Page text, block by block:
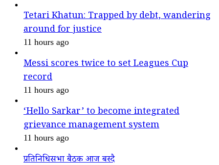
Tetari Khatun: Trapped by debt, wandering
around for justice
11 hours ago
Messi scores twice to set Leagues Cup
record
11 hours ago
‘Hello Sarkar’ to become integrated
grievance management system
11 hours ago
प्रतिनिधिसभा बैठक आज बस्दै